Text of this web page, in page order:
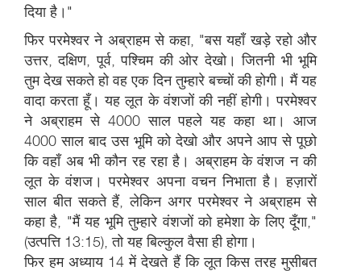
दिया है।"
फिर परमेश्वर ने अब्राहम से कहा, "बस यहाँ खड़े रहो और
उत्तर, दक्षिण, पूर्व, पश्चिम की ओर देखो। जितनी भी भूमि
तुम देख सकते हो वह एक दिन तुम्हारे बच्चों की होगी। मैं यह
वादा करता हूँ। यह लूत के वंशजों की नहीं होगी। परमेश्वर
ने अब्राहम से 4000 साल पहले यह कहा था। आज
4000 साल बाद उस भूमि को देखो और अपने आप से पूछो
कि वहाँ अब भी कौन रह रहा है। अब्राहम के वंशज न की
लूत के वंशज। परमेश्‍वर अपना वचन निभाता है। हज़ारों
साल बीत सकते हैं, लेकिन अगर परमेश्वर ने अब्राहम से
कहा है, "मैं यह भूमि तुम्हारे वंशजों को हमेशा के लिए दूँगा,"
(उत्पत्ति 13:15), तो यह बिल्कुल वैसा ही होगा।
फिर हम अध्याय 14 में देखते हैं कि लूत किस तरह मुसीबत